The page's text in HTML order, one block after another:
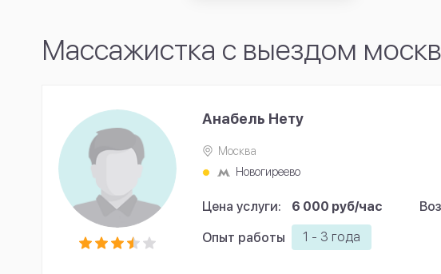
Массажистка с выездом
Анабель Нету
Москва
Новогиреево
Цена услуги: 6 000 руб/час
Опыт работы 1 - 3 года